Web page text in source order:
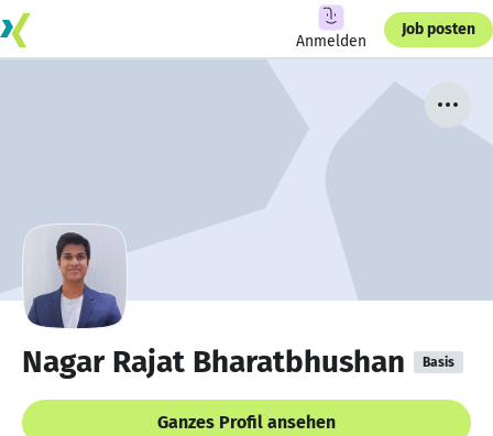
Anmelden
Job posten
Nagar Rajat Bharatbhushan Basis
Ganzes Profil ansehen